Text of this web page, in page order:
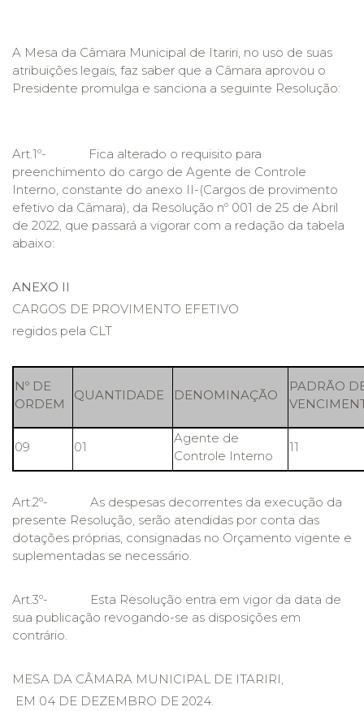
A Mesa da Câmara Municipal de Itariri, no uso de suas
atribuições legais, faz saber que a Câmara aprovou o
Presidente promulga e sanciona a seguinte Resolução:
Art.1º- Fica alterado o requisito para
preenchimento do cargo de Agente de Controle
Interno, constante do anexo II-(Cargos de provimento
efetivo da Câmara), da Resolução nº 001 de 25 de Abril
de 2022, que passará a vigorar com a redação da tabela
abaixo:
ANEXO II
CARGOS DE PROVIMENTO EFETIVO
regidos pela CLT
Nº DE
ORDEM
QUANTIDADE DENOMINAÇÃO
PADRÃO
09 01
Agente de
Controle Interno
11
Art.2º- As despesas decorrentes da execução da
presente Resolução, serão atendidas por conta das
dotações próprias, consignadas no Orçamento vigente e
suplementadas se necessário.
Art.3º- Esta Resolução entra em vigor da data de
sua publicação revogando-se as disposições em
contrário.
MESA DA CÂMARA MUNICIPAL DE ITARIRI,
EM 04 DE DEZEMBRO DE 2024.